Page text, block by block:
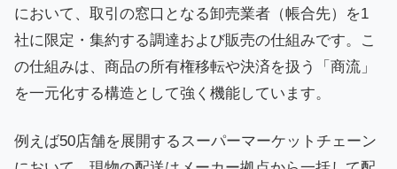
において、取引の窓口となる卸売業者（帳合先）を1
社に限定・集約する調達および販売の仕組みです。こ
の仕組みは、商品の所有権移転や決済を扱う「商流」
を一元化する構造として強く機能しています。
例えば50店舗を展開するスーパーマーケットチェーン